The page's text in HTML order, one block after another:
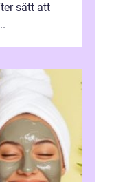
sätt att